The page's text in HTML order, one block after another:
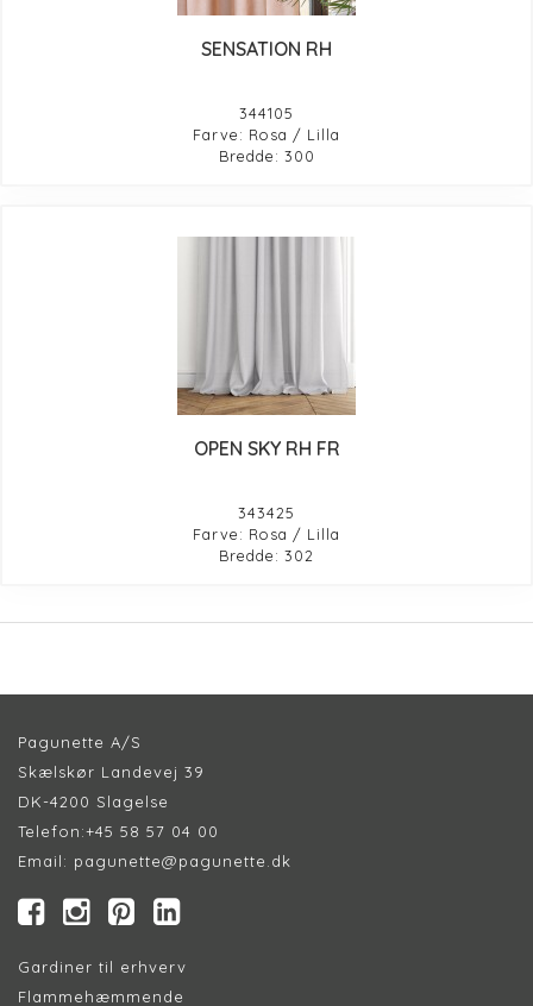
SENSATION RH
344105
Farve: Rosa / Lilla
Bredde: 300
OPEN SKY RH FR
343425
Farve: Rosa / Lilla
Bredde: 302
Pagunette A/S
Skælskør Landevej 39
DK-4200 Slagelse
Telefon:+45 58 57 04 00
Email: pagunette@pagunette.dk
Gardiner til erhverv
Flammehæmmende